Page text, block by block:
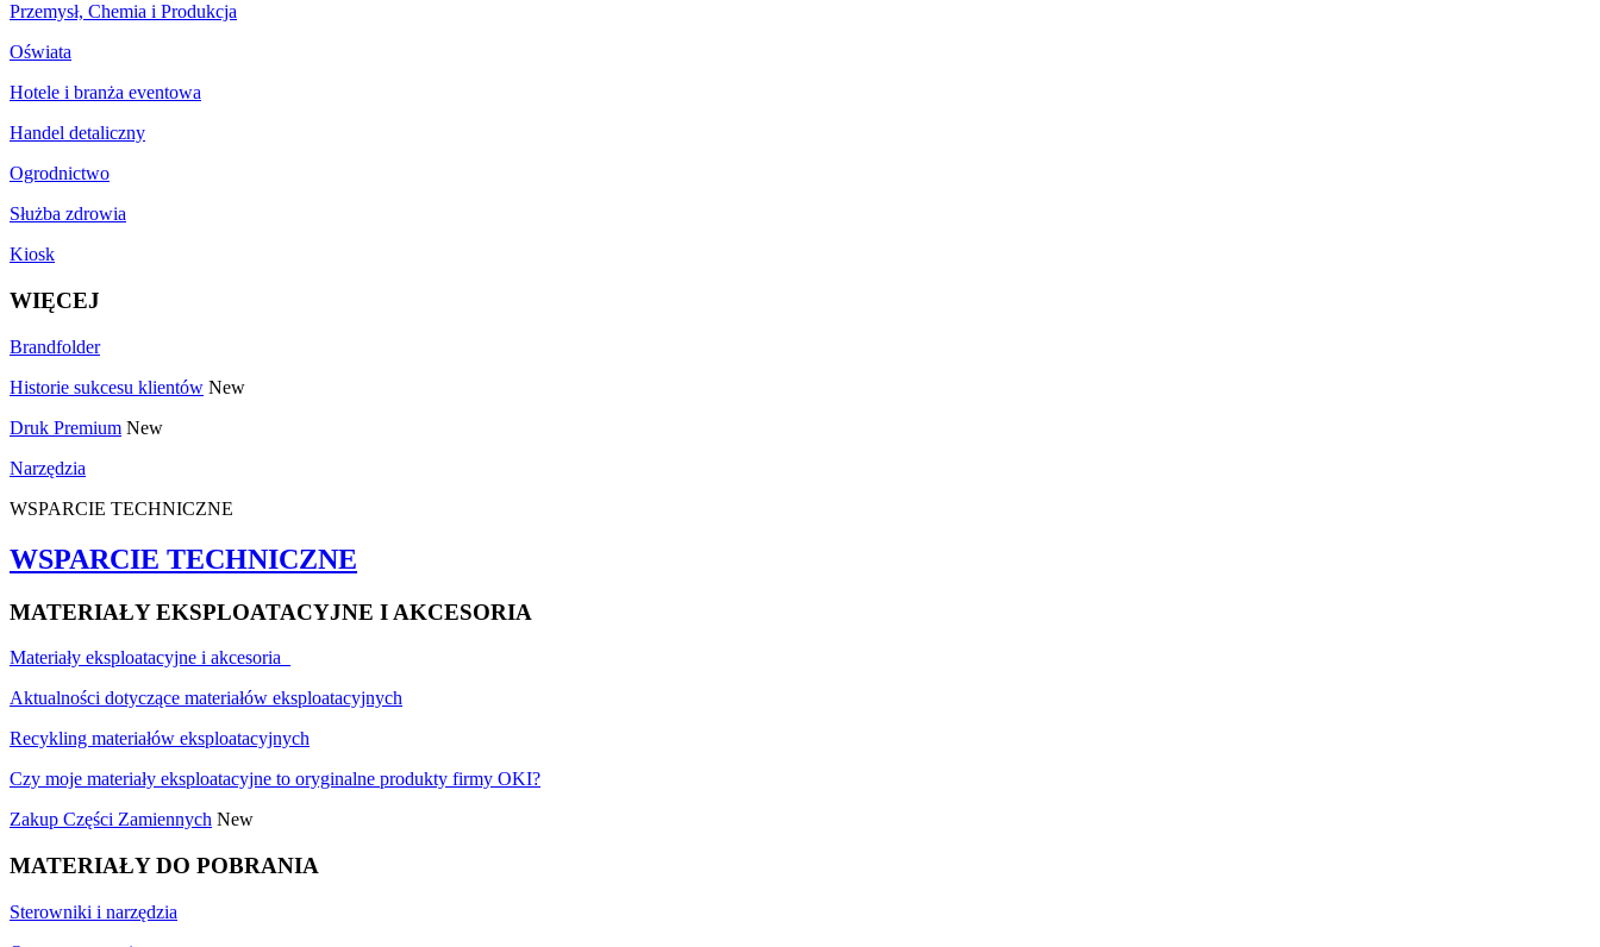
Przemysł, Chemia i Produkcja
Oświata
Hotele i branża eventowa
Handel detaliczny
Ogrodnictwo
Służba zdrowia
Kiosk
WIĘCEJ
Brandfolder
Historie sukcesu klientów New
Druk Premium New
Narzędzia
WSPARCIE TECHNICZNE
WSPARCIE TECHNICZNE
MATERIAŁY EKSPLOATACYJNE I AKCESORIA
Materiały eksploatacyjne i akcesoria
Aktualności dotyczące materiałów eksploatacyjnych
Recykling materiałów eksploatacyjnych
Czy moje materiały eksploatacyjne to oryginalne produkty firmy OKI?
Zakup Części Zamiennych New
MATERIAŁY DO POBRANIA
Sterowniki i narzędzia